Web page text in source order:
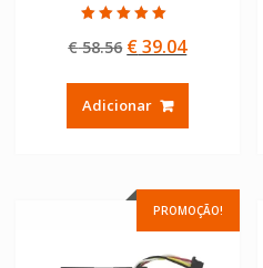
5.00
de 5
€58.56 O
original
era:
€39.04O
Adicionar
PROMOÇÃO!